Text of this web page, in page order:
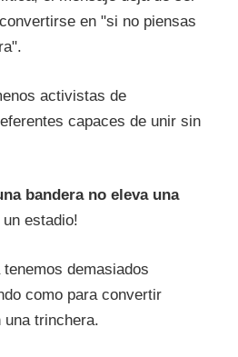
en "si no piensas
activistas de
capaces de unir sin
bandera no eleva una
estadio!
demasiados
como para convertir
una trinchera.